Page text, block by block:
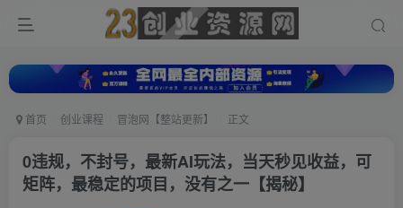
首页 创业课程 冒泡网【整站更新】 正文
0违规，不封号，最新AI玩法，当天秒见收益，可
矩阵，最稳定的项目，没有之一【揭秘】